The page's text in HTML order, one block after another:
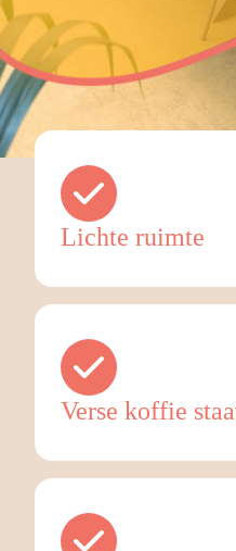
Lichte ruimte
Verse koffie